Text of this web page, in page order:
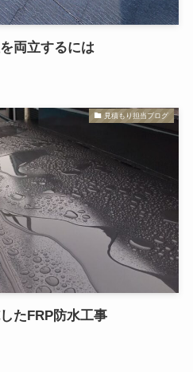
両立するには
見積もり担当ブログ
たFRP防水工事